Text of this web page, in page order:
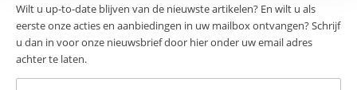
Wilt u up-to-date blijven van de nieuwste artikelen? En wilt u als
eerste onze acties en aanbiedingen in uw mailbox ontvangen? Schrijf
u dan in voor onze nieuwsbrief door hier onder uw email adres
achter te laten.